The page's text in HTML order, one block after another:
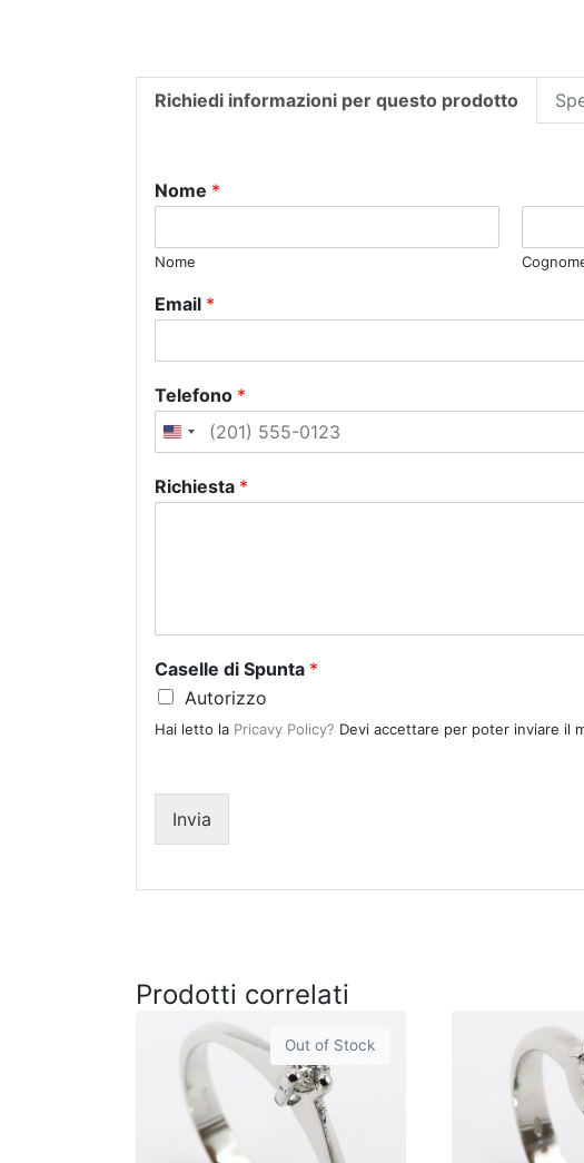
Richiedi informazioni per questo prodotto
Nome *
Nome
Email *
Telefono *
U
i
t
e
s
Richiesta *
Caselle di Spunta *
Autorizzo
Hai letto la Pricavy Policy? Devi accettare per poter inviare il
Invia
Prodotti correlati
Out of Stock